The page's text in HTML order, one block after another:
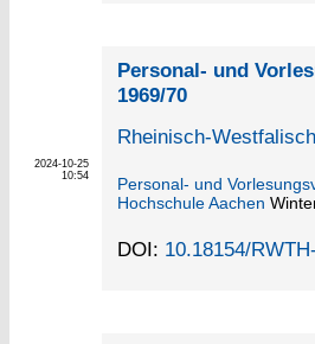
2024-10-25
10:54
Personal- und
1969/70
Rheinisch-
Personal- und
Hochschule Aachen
DOI: 10.18154/